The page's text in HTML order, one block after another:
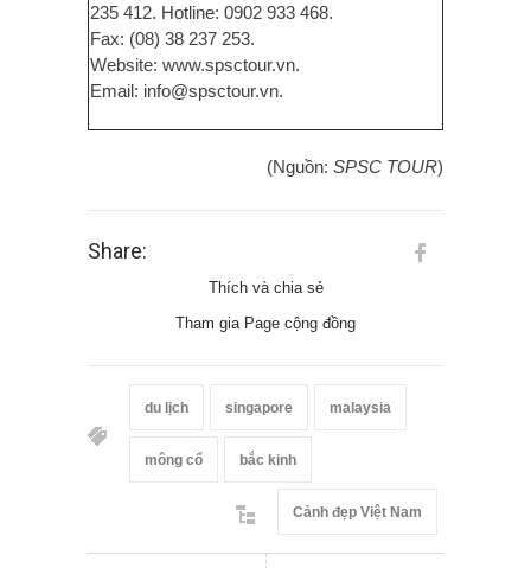
235 412. Hotline: 0902 933 468.
Fax: (08) 38 237 253.
Website: www.spsctour.vn.
Email: info@spsctour.vn.
(Nguồn: SPSC TOUR)
Share:
Thích và chia sẻ
Tham gia Page cộng đồng
du lịch singapore malaysia
mông cổ bắc kinh
Cảnh đẹp Việt Nam